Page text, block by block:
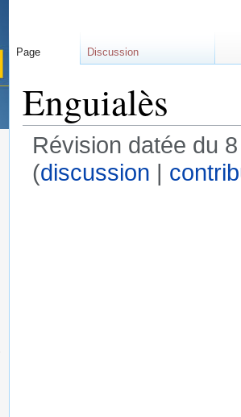
Enguialès
Révision datée du
(discussion |
Page Discussion